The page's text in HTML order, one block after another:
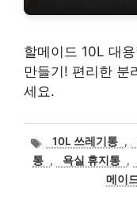
할메이드 10L 대
만들기! 편리한 분
세요.
태10L 쓰레기통 ,
통 , 욕실 휴지통 ,
메이